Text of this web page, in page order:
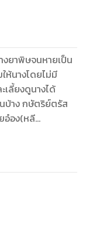
งยาพิษจนหายเป็น
ห้นางโดยไม่มี
ลี้ยงดูนางได้
บ้าง กษัตริย์ตรัส
อ๋อง(หลี
นน้ำใจของหมอ
ายเช่นเจ้ามาก่อน
ข้าจะไม่มีวันมอง
งโลมนางหนึ่ง
ามขุมเข้าไปหา